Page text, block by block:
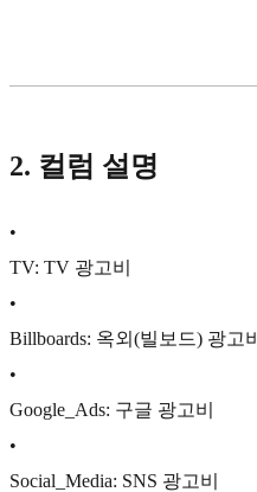
2. 컬럼 설명
•
TV: TV 광고비
•
Billboards: 옥외(빌보드) 광고비
•
Google_Ads: 구글 광고비
•
Social_Media: SNS 광고비